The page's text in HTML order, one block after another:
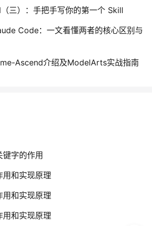
三）：手把手写你的第一个 Skill
Code：一文看懂两者的核心区别与
Ascend介绍及ModelArts实战指南
字的作用
和实现原理
和实现原理
和实现原理